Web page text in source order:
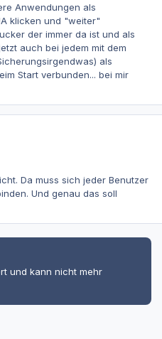
Anwendungen als
klicken und "weiter"
der immer da ist und als
auch bei jedem mit dem
als
Start verbunden... bei mir
Da muss sich jeder Benutzer
Und genau das soll
und kann nicht mehr